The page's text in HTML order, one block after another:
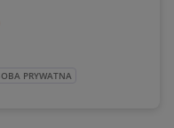
PRYWATNA